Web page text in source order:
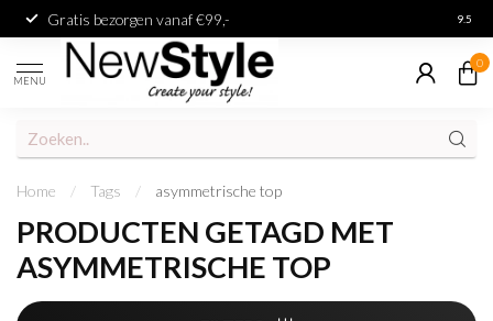
Gratis bezorgen vanaf €99,- 9.5
MENU
0
Home / Tags / asymmetrische top
PRODUCTEN GETAGD MET
ASYMMETRISCHE TOP